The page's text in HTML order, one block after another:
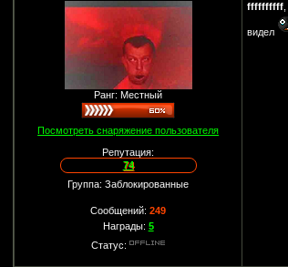
Ранг: Местный
Посмотреть снаряжение пользователя
Репутация:
74
Группа: Заблокированные
Сообщений:249
Награды: 5
Статус:
ffffffffff
видел